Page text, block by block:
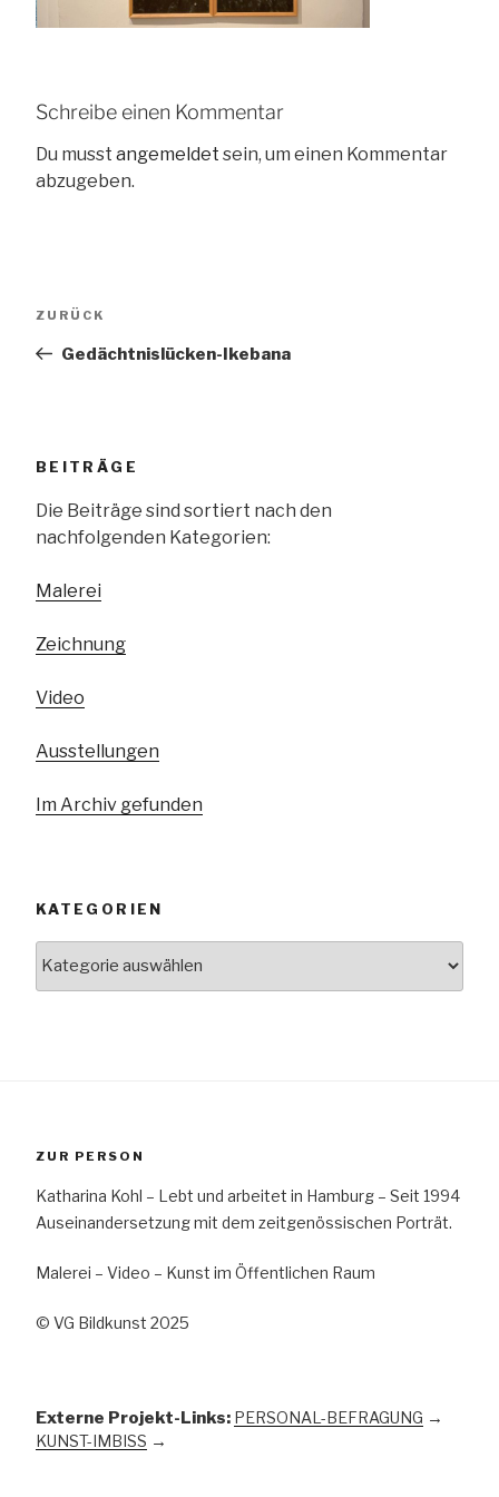
Schreibe einen Kommentar
Du musst angemeldet sein, um einen Kommentar
abzugeben.
Vorheriger
ZURÜCK
Gedächtnislücken-Ikebana
BEITRÄGE
Die Beiträge sind sortiert nach den
nachfolgenden Kategorien:
Malerei
Zeichnung
Video
Ausstellungen
Im Archiv gefunden
KATEGORIEN
ZUR PERSON
Katharina Kohl – Lebt und arbeitet in Hamburg – Seit 1994
Auseinandersetzung mit dem zeitgenössischen Porträt.
Malerei – Video – Kunst im Öffentlichen Raum
© VG Bildkunst 2025
Externe Projekt-Links: PERSONAL-BEFRAGUNG →
KUNST-IMBISS →